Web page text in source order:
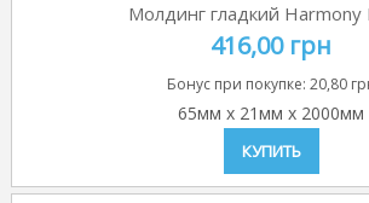
Молдинг гладкий Harmony
416,00 грн
Бонус при покупке: 20,80
65мм x 21мм x 2000мм
КУПИТЬ